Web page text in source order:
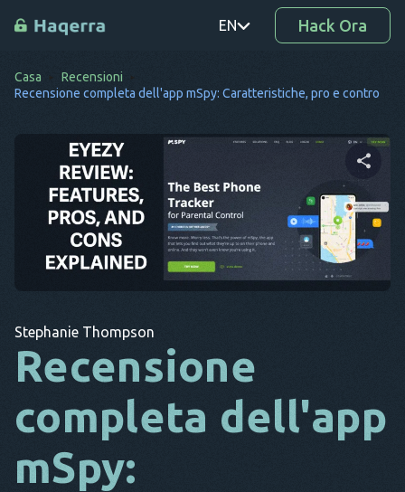
EN
PT
DE
KO
BG
CS
DA
Hack Ora
Casa
Recensioni
Recensione completa dell'app mSpy: Caratteristiche, pro e contro
Condividi questo articolo
Copia link
Stephanie Thompson
Recensione
completa dell'app
mSpy: